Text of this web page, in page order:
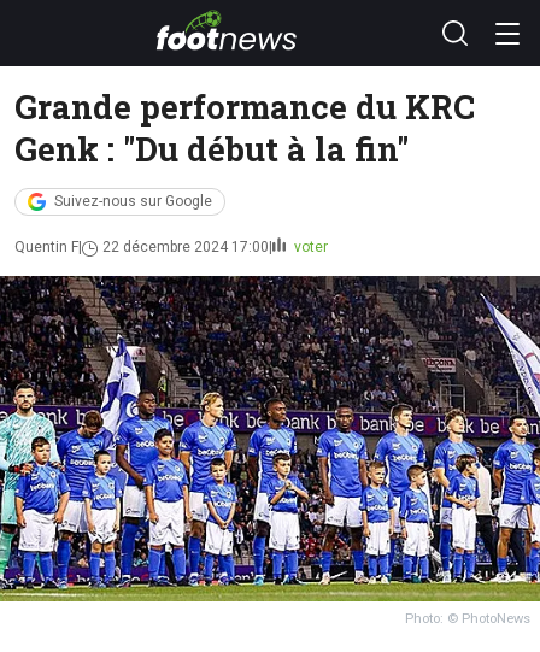
Grande performance du KRC
Genk : "Du début à la fin"
Suivez-nous sur Google
Quentin F 22 décembre 2024 17:00 voter
Photo: © PhotoNews